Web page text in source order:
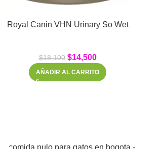
Royal Canin VHN Urinary So Wet
$18,100 $14,500
AÑADIR AL CARRITO